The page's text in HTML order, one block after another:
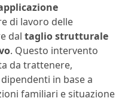
di lavoro delle
dal taglio strutturale
. Questo intervento
da trattenere,
in base a
familiari e situazione